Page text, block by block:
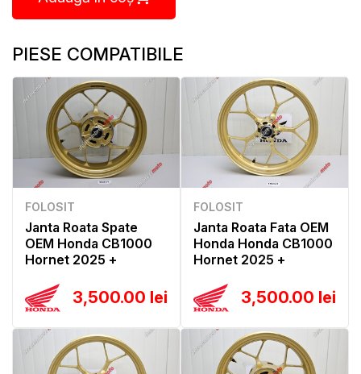
PIESE COMPATIBILE
FOLOSIT
Janta Roata Spate
OEM Honda CB1000
Hornet 2025 +
3,500.00 lei
FOLOSIT
Janta Roata Fata OEM
Honda Honda CB1000
Hornet 2025 +
3,500.00 lei